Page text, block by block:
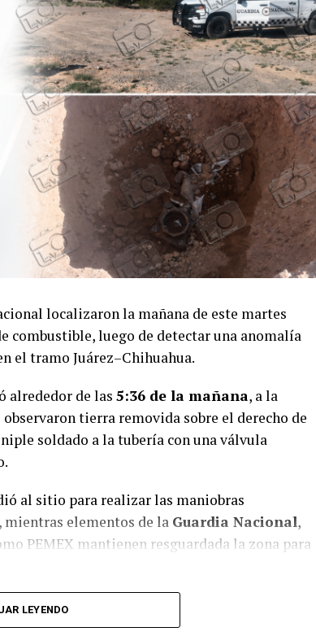
localizaron la mañana de este martes
combustible, luego de detectar una anomalía
el tramo Juárez–Chihuahua.
alrededor de las 5:36 de la mañana, a la
observaron tierra removida sobre el derecho de
soldado a la tubería con una válvula
al sitio para realizar las maniobras
mientras elementos de la Guardia Nacional,
PEMEX mantienen resguardada la zona para
detenidas
a los responsables de la instalación ilegal.
LEYENDO